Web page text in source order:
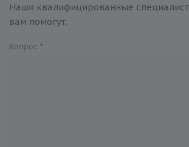
Наши квалифицированные
вам помогут.
Вопрос *